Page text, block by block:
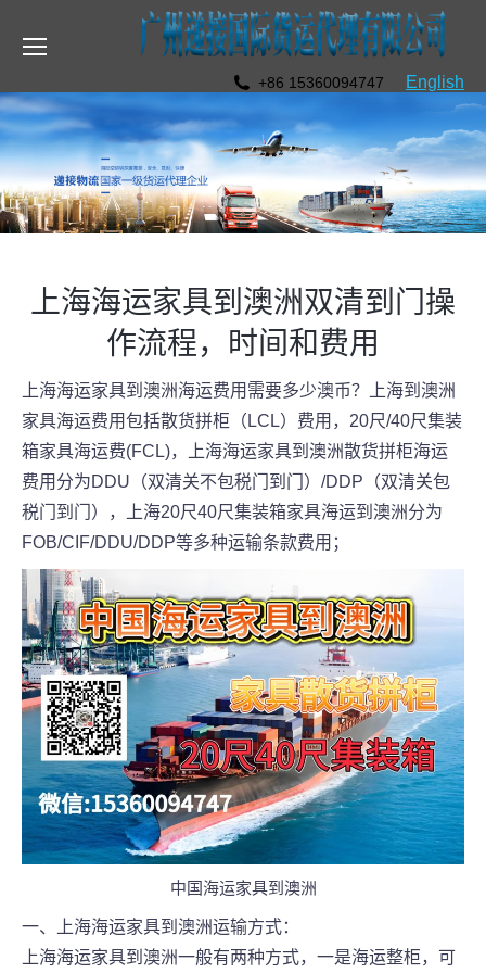
+86 15360094747 English
上海海运家具到澳洲双清到门操
作流程，时间和费用
上海海运家具到澳洲海运费用需要多少澳币？上海到澳洲
家具海运费用包括散货拼柜（LCL）费用，20尺/40尺集装
箱家具海运费(FCL)，上海海运家具到澳洲散货拼柜海运
费用分为DDU（双清关不包税门到门）/DDP（双清关包
税门到门），上海20尺40尺集装箱家具海运到澳洲分为
FOB/CIF/DDU/DDP等多种运输条款费用；
中国海运家具到澳洲
一、上海海运家具到澳洲运输方式：
上海海运家具到澳洲一般有两种方式，一是海运整柜，可